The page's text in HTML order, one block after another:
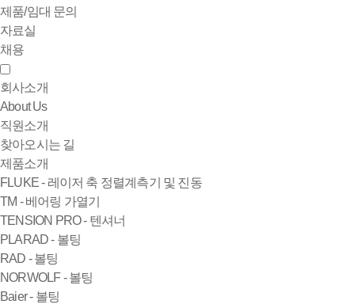
제품/임대 문의
자료실
채용
회사소개
About Us
직원소개
찾아오시는 길
제품소개
FLUKE - 레이저 축 정렬계측기 및 진동
TM - 베어링 가열기
TENSION PRO - 텐셔너
PLARAD - 볼팅
RAD - 볼팅
NORWOLF - 볼팅
Baier - 볼팅